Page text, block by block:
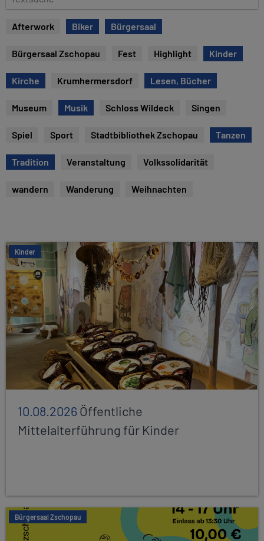
e
c
Afterwork Biker Bürgersaal
Bürgersaal Zschopau Fest Highlight Kinder
Kirche Krumhermersdorf Lesen, Bücher
Museum Musik Schloss Wildeck Singen
Spiel Sport Stadtbibliothek Zschopau Tanzen
Tradition Veranstaltung Volkssolidarität
wandern Wanderung Weihnachten
Kinder
10.08.2026Öffentliche
Mittelalterführung für Kinder
Bürgersaal Zschopau